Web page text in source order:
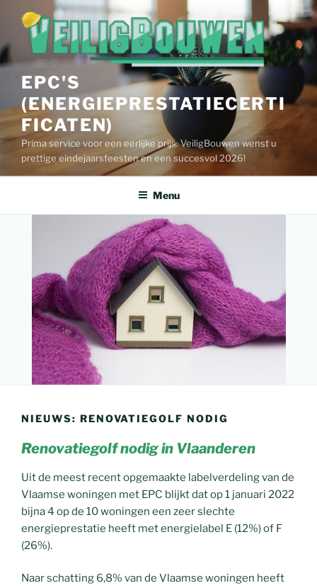
de
inhoud
EPC'S
(ENERGIEPRESTATIECERTI
FICATEN)
Prima service voor een eerlijke prijs. VeiligBouwen wenst u
prettige eindejaarsfeesten en een succesvol 2026!
Menu
NIEUWS: RENOVATIEGOLF NODIG
Renovatiegolf nodig in Vlaanderen
Uit de meest recent opgemaakte labelverdeling van de
Vlaamse woningen met EPC blijkt dat op 1 januari 2022
bijna 4 op de 10 woningen een zeer slechte
energieprestatie heeft met energielabel E (12%) of F
(26%).
Naar schatting 6,8% van de Vlaamse woningen heeft